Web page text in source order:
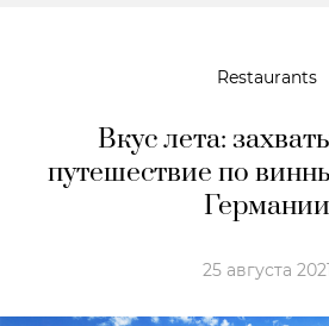
Restaurants
Вкус лета:
путешествие по
Германии
25 августа